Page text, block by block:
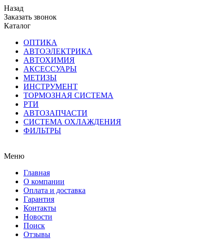
Назад
Заказать звонок
Каталог
ОПТИКА
АВТОЭЛЕКТРИКА
АВТОХИМИЯ
АКСЕССУАРЫ
МЕТИЗЫ
ИНСТРУМЕНТ
ТОРМОЗНАЯ СИСТЕМА
РТИ
АВТОЗАПЧАСТИ
СИСТЕМА ОХЛАЖДЕНИЯ
ФИЛЬТРЫ
Меню
Главная
О компании
Оплата и доставка
Гарантия
Контакты
Новости
Поиск
Отзывы